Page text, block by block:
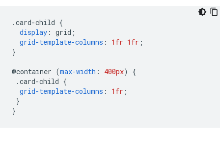
.card-child {
display : grid ;
grid-template-columns : 1fr 1fr ;
}
@container (max-width : 400px)
{
.card-child {
grid-template-columns : 1fr ;
}
}